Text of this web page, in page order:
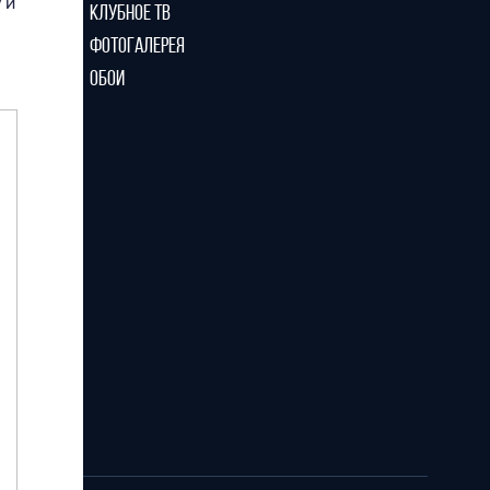
КЛУБНОЕ ТВ
ФОТОГАЛЕРЕЯ
ОБОИ